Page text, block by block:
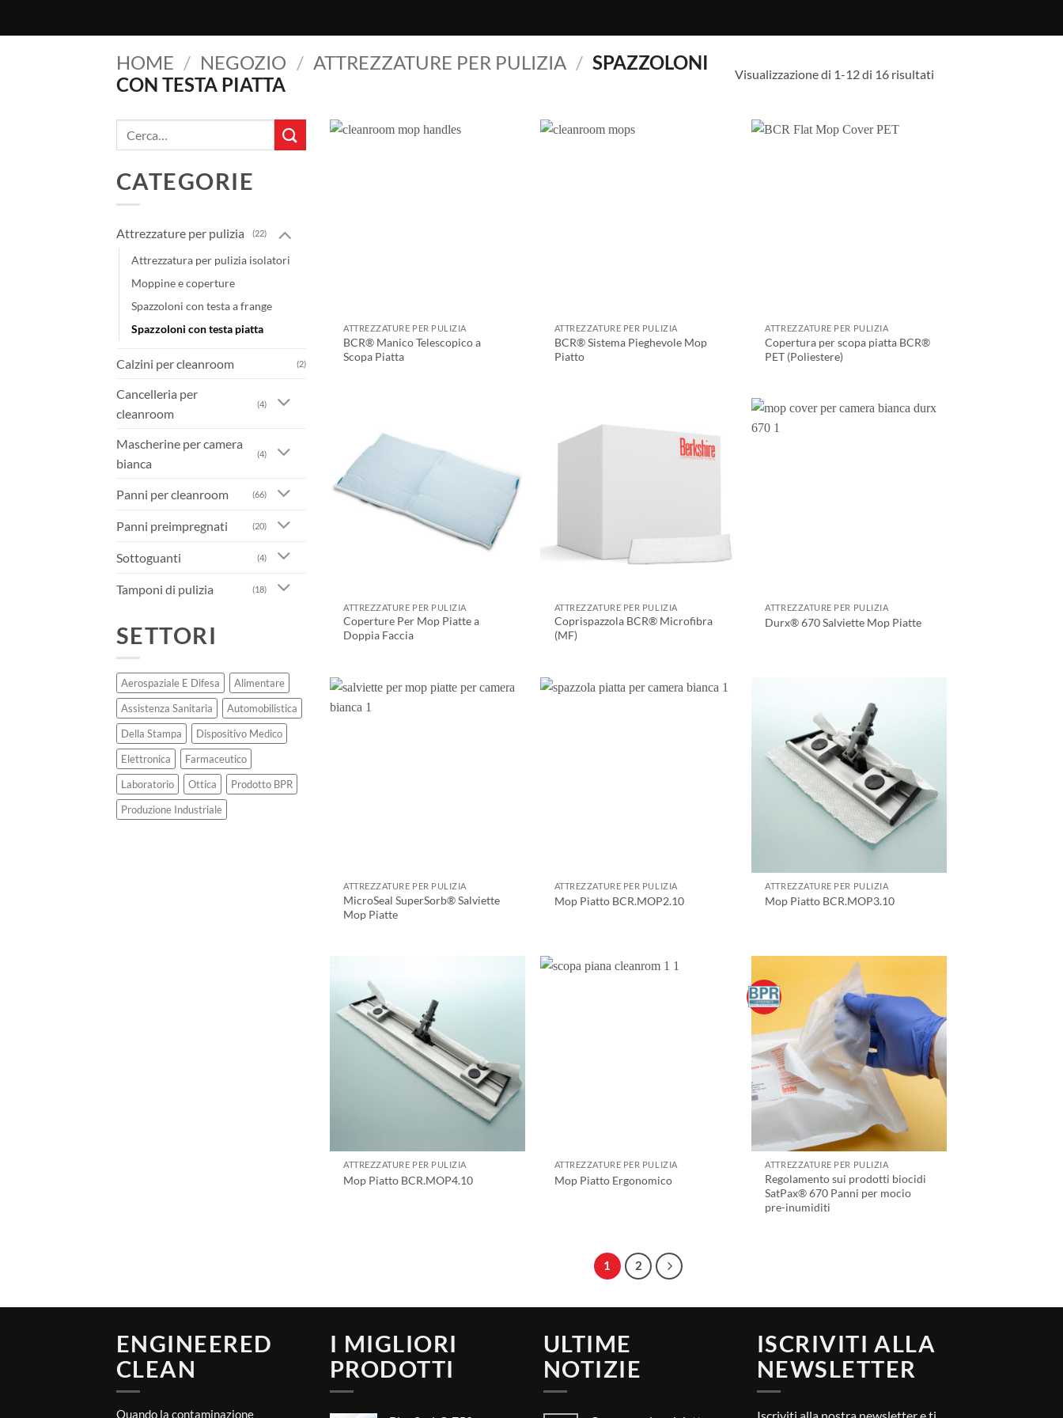
HOME / NEGOZIO / ATTREZZATURE PER PULIZIA / SPAZZOLONI
CON TESTA PIATTA
Visualizzazione di 1-12 di 16 risultati
CATEGORIE
Attrezzature per pulizia (22)
Attrezzatura per pulizia isolatori
Moppine e coperture
Spazzoloni con testa a frange
Spazzoloni con testa piatta
Calzini per cleanroom (2)
Cancelleria per
cleanroom
(4)
Mascherine per camera
bianca
(4)
Panni per cleanroom (66)
Panni preimpregnati (20)
Sottoguanti (4)
Tamponi di pulizia (18)
SETTORI
Aerospaziale E Difesa
Alimentare
Assistenza Sanitaria
Automobilistica
Della Stampa
Dispositivo Medico
Elettronica
Farmaceutico
Laboratorio
Ottica
Prodotto BPR
Produzione Industriale
ATTREZZATURE PER PULIZIA
BCR® Manico Telescopico a
Scopa Piatta
ATTREZZATURE PER PULIZIA
BCR® Sistema Pieghevole Mop
Piatto
ATTREZZATURE PER PULIZIA
Copertura per scopa piatta BCR®
PET (Poliestere)
ATTREZZATURE PER PULIZIA
Coperture Per Mop Piatte a
Doppia Faccia
ATTREZZATURE PER PULIZIA
Coprispazzola BCR® Microfibra
(MF)
ATTREZZATURE PER PULIZIA
Durx® 670 Salviette Mop Piatte
ATTREZZATURE PER PULIZIA
MicroSeal SuperSorb® Salviette
Mop Piatte
ATTREZZATURE PER PULIZIA
Mop Piatto BCR.MOP2.10
ATTREZZATURE PER PULIZIA
Mop Piatto BCR.MOP3.10
ATTREZZATURE PER PULIZIA
Mop Piatto BCR.MOP4.10
ATTREZZATURE PER PULIZIA
Mop Piatto Ergonomico
ATTREZZATURE PER PULIZIA
Regolamento sui prodotti biocidi
SatPax® 670 Panni per mocio
pre-inumiditi
1 2
ENGINEERED
CLEAN
Quando la contaminazione
I MIGLIORI
PRODOTTI
ULTIME
NOTIZIE
ISCRIVITI ALLA
NEWSLETTER